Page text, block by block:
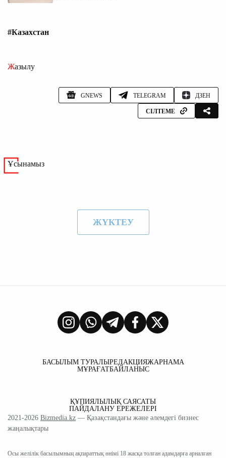
#Казахстан
Жазылу
GNEWS TELEGRAM ДЗЕН
СІЛТЕМЕ
Ұсынамыз
ЖҮКТЕУ
БАСЫЛЫМ ТУРАЛЫРЕДАКЦИЯЖАРНАМА
МҰРАҒАТБАЙЛАНЫС
ҚҰПИЯЛЫЛЫҚ САЯСАТЫ
ПАЙДАЛАНУ ЕРЕЖЕЛЕРІ
2021-2026 Bizmedia.kz — Қазақстандағы және әлемдегі бизнес
жаңалықтары
Осы желілік басылымның ақпараттық өнімі 18 жасқа толған адамдарға арналған